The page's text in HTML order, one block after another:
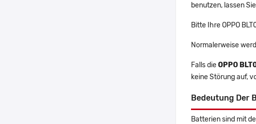
benutzen, lassen
Bitte Ihre OPPO
Normalerweise
Falls dieOPPO
keine Störung auf,
Bedeutung Der
Batterien sind mit